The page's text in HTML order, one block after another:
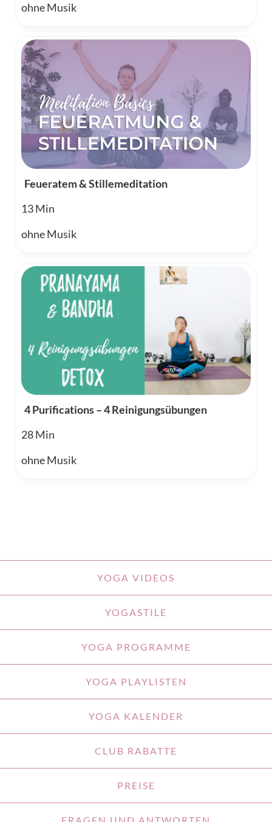
ohne Musik
Feueratem & Stillemeditation
13
ohne Musik
4 Purifications – 4 Reinigungsübungen
28
ohne Musik
YOGA VIDEOS
YOGASTILE
YOGA PROGRAMME
YOGA PLAYLISTEN
YOGA KALENDER
CLUB RABATTE
PREISE